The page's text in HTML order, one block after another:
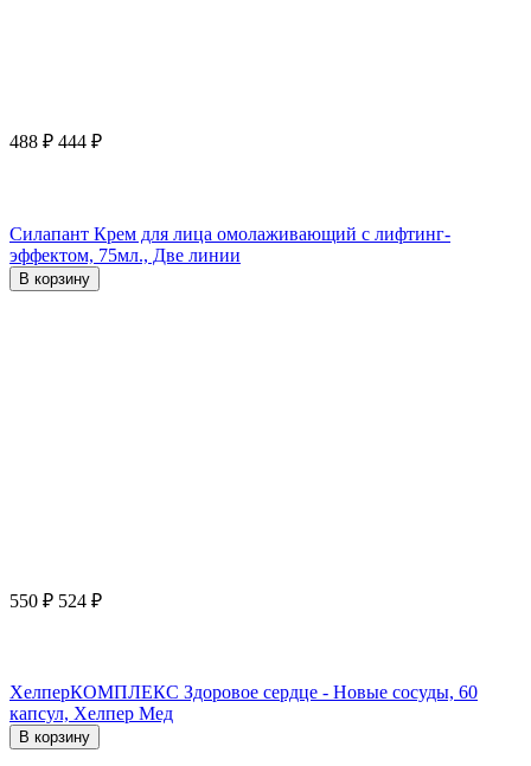
488 ₽ 444 ₽
Силапант Крем для лица омолаживающий с лифтинг-
эффектом, 75мл., Две линии
В корзину
550 ₽ 524 ₽
ХелперКОМПЛЕКС Здоровое сердце - Новые сосуды, 60
капсул, Хелпер Мед
В корзину